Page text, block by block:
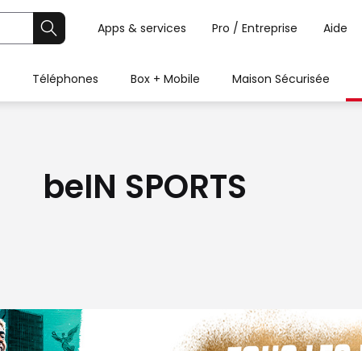
Apps & services Pro / Entreprise Aide
Téléphones Box + Mobile Maison Sécurisée
beIN SPORTS